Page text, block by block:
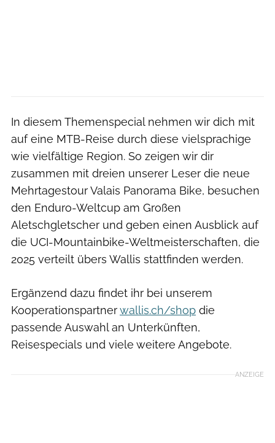
In diesem Themenspecial nehmen wir dich mit
auf eine MTB-Reise durch diese vielsprachige
wie vielfältige Region. So zeigen wir dir
zusammen mit dreien unserer Leser die neue
Mehrtagestour Valais Panorama Bike, besuchen
den Enduro-Weltcup am Großen
Aletschgletscher und geben einen Ausblick auf
die UCI-Mountainbike-Weltmeisterschaften, die
2025 verteilt übers Wallis stattfinden werden.
Ergänzend dazu findet ihr bei unserem
Kooperationspartnerwallis.ch/shop die
passende Auswahl an Unterkünften,
Reisespecials und viele weitere Angebote.
ANZEIGE